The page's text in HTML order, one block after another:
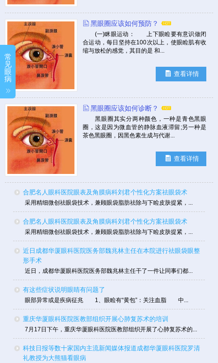
黑眼圈应该如何预防？
(一)眯眼运动： 上下眼睑要有意识做闭
合运动，每日坚持在100次以上，使眼睑肌有收
缩与放松的感觉，其目的是 和...
查看详情
黑眼圈应该如何诊断？
黑眼圈其实分两种颜色，一种是青色黑眼
圈，这是因为微血管的静脉血液滞留;另一种是
茶色黑眼圈，因黑色素生成与代谢...
查看详情
合肥名人眼科医院眼表及角膜病科刘君个性化方案祛眼袋术
采用精细微创祛眼袋技术，兼顾眼袋脂肪祛除与下睑皮肤提紧，...
合肥名人眼科医院眼表及角膜病科刘君个性化方案祛眼袋术
采用精细微创祛眼袋技术，兼顾眼袋脂肪祛除与下睑皮肤提紧，...
近日成都华厦眼科医院医务部魏兆林主任在本院进行祛眼袋眼整
形手术
近日，成都华厦眼科医院医务部魏兆林主任干了一件让同事们都...
有这些症状说明眼睛有问题了
眼部异常或是疾病征兆 1、眼睑有“黄包”：关注血脂 中...
重庆华厦眼科医院医教部组织开展心肺复苏术的培训
7月17日下午，重庆华厦眼科医院医教部组织开展了心肺复苏术的...
科技日报等数十家国内主流新闻媒体报道成都华厦眼科医院罗清
礼教授为大熊猫看眼病
常
见
眼
病